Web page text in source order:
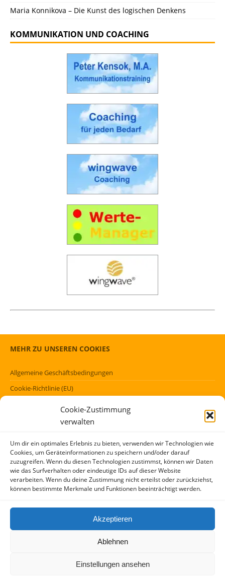
Cookie-Zustimmung
verwalten
Um dir ein optimales Erlebnis zu bieten, verwenden wir Technologien wie
Cookies, um Geräteinformationen zu speichern und/oder darauf
zuzugreifen. Wenn du diesen Technologien zustimmst, können wir Daten
wie das Surfverhalten oder eindeutige IDs auf dieser Website
verarbeiten. Wenn du deine Zustimmung nicht erteilst oder zurückziehst,
können bestimmte Merkmale und Funktionen beeinträchtigt werden.
Akzeptieren
Ablehnen
Einstellungen ansehen
Maria Konnikova – Die Kunst des logischen Denkens
KOMMUNIKATION UND COACHING
MEHR ZU UNSEREN COOKIES
Allgemeine Geschäftsbedingungen
Cookie-Richtlinie (EU)
FÖRMLICHES
Kontakt
AGBs
Impressum und Datenschutzerklärung
Stuttgart